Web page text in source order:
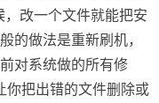
改一个文件就能把安
的做法是重新刷机，
对系统做的所有修
你把出错的文件删除或